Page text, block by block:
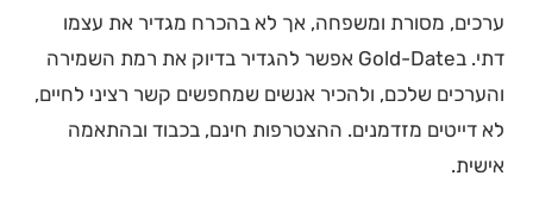
ערכים, מסורת ומשפחה, אך לא בהכרח מגדיר את עצמו
דתי. בGold-Date אפשר להגדיר בדיוק את רמת השמירה
והערכים שלכם, ולהכיר אנשים שמחפשים קשר רציני לחיים,
לא דייטים מזדמנים. ההצטרפות חינם, בכבוד ובהתאמה
אישית.